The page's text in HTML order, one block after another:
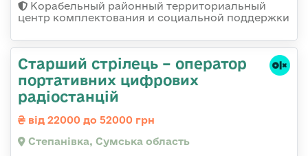
Корабельный районный территориальный
центр комплектования и социальной поддержки
Старший стрілець – оператор
портативних цифрових
радіостанцій
від 22000 до 52000 грн
Степанівка, Сумська область